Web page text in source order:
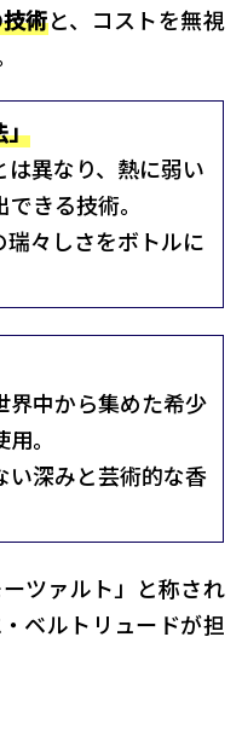
術と、コストを無視
」
異なり、熱に弱い
きる技術。
々しさをボトルに
界中から集めた希少
。
い深みと芸術的な香
ツァルト」と称され
ベルトリュードが担